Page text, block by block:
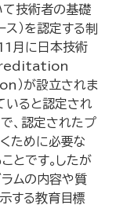
て技術者の基礎
）を認定する制
月に日本技術
が設立されま
いると認定され
、認定されたプ
ために必要な
とです｡したが
ムの内容や質
する教育目標